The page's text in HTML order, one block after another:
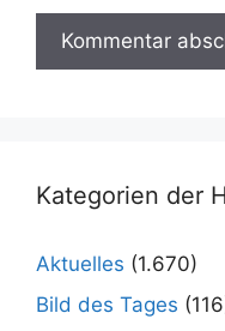
Kategorien der
Aktuelles (1.670)
Bild des Tages